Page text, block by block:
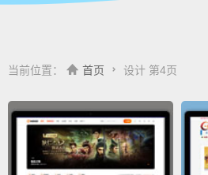
当前位置： 首页 设计 第4页